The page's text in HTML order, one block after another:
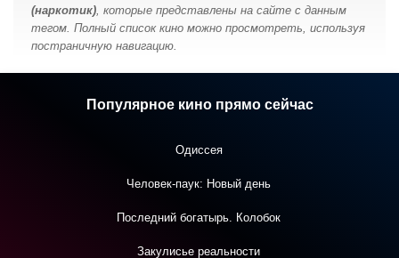
(наркотик), которые представлены на сайте с данным
тегом. Полный список кино можно просмотреть, используя
постраничную навигацию.
Популярное кино прямо сейчас
Одиссея
Человек-паук: Новый день
Последний богатырь. Колобок
Закулисье реальности